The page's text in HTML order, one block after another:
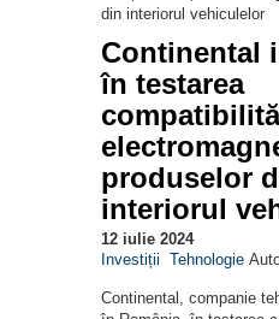
Continental
în testarea
produselor
interiorul
12 iulie 2024
Investiții Tehnologie
Continental, companie